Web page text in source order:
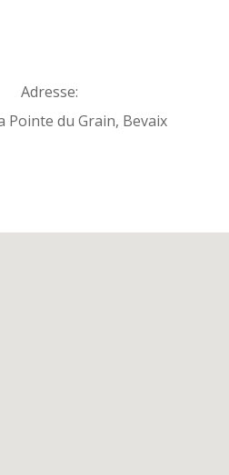
Adresse:
Pointe du Grain, Bevaix